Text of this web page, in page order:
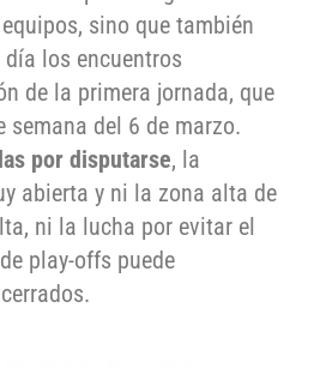
sino que también
los encuentros
de la primera jornada, que
semana del 6 de marzo.
por disputarse, la
abierta y ni la zona alta de
ni la lucha por evitar el
play-offs puede